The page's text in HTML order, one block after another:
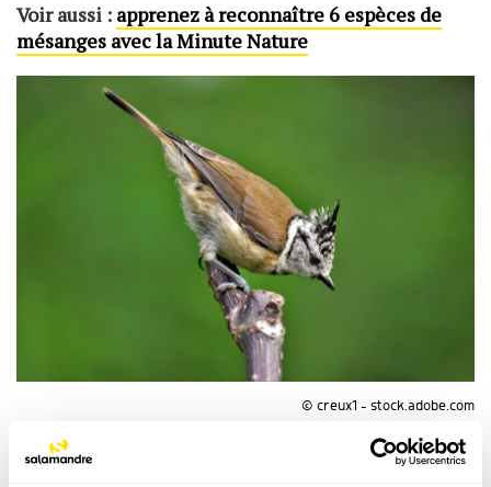
Voir aussi : apprenez à reconnaître 6 espèces de
mésanges avec la Minute Nature
© creux1 - stock.adobe.com
Traces et indices